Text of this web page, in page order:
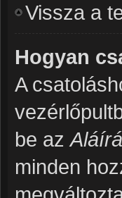
Vissza a
Hogyan
A
be az
minden